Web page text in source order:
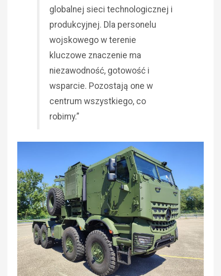
globalnej sieci technologicznej i
produkcyjnej. Dla personelu
wojskowego w terenie
kluczowe znaczenie ma
niezawodność, gotowość i
wsparcie. Pozostają one w
centrum wszystkiego, co
robimy.”